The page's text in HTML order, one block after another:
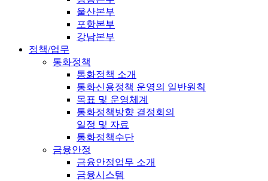
울산본부
포항본부
강남본부
정책/업무
통화정책
통화정책 소개
통화신용정책 운영의 일반원칙
목표 및 운영체계
통화정책방향 결정회의
일정 및 자료
통화정책수단
금융안정
금융안정업무 소개
금융시스템